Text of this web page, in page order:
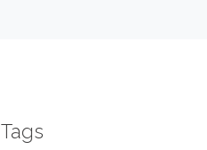
Tags